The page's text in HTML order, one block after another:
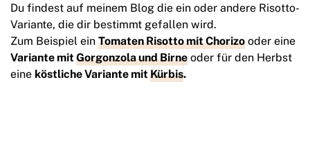
Du findest auf meinem Blog die ein oder andere Risotto-
Variante, die dir bestimmt gefallen wird.
Zum Beispiel ein Tomaten Risotto mit Chorizo oder eine
Variante mit Gorgonzola und Birne oder für den Herbst
eine köstliche Variante mit Kürbis.